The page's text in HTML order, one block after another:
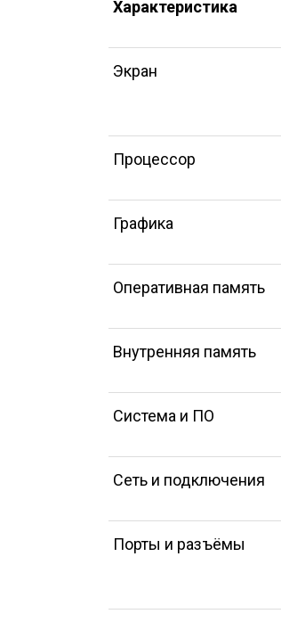
Характеристика
Экран
Процессор
Графика
Оперативная память
Внутренняя память
Система и ПО
Сеть и подключения
Порты и разъёмы